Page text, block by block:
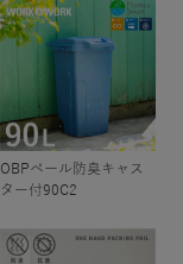
OBPペール防臭キャス
ター付90C2